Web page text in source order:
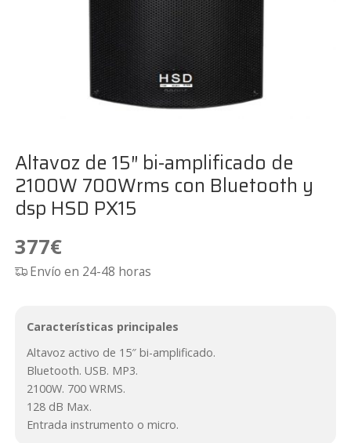
Altavoz de 15″ bi-amplificado de
2100W 700Wrms con Bluetooth y
dsp HSD PX15
377€
Envío en 24-48 horas
Características principales
Altavoz activo de 15″ bi-amplificado.
Bluetooth. USB. MP3.
2100W. 700 WRMS.
128 dB Max.
Entrada instrumento o micro.